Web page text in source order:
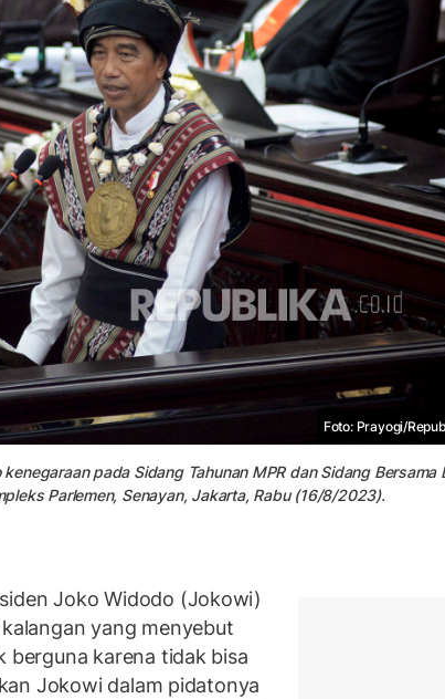
Foto: Prayogi/
pada Sidang Tahunan MPR dan Sidang Bersama
Parlemen, Senayan, Jakarta, Rabu (16/8/2023).
Joko Widodo (Jokowi)
yang menyebut
berguna karena tidak bisa
Jokowi dalam pidatonya